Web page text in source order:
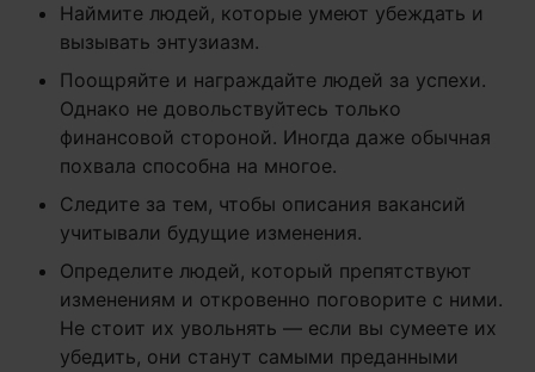
Наймите людей, которые умеют убеждать и
вызывать энтузиазм.
Поощряйте и награждайте людей за успехи.
Однако не довольствуйтесь только
финансовой стороной. Иногда даже обычная
похвала способна на многое.
Следите за тем, чтобы описания вакансий
учитывали будущие изменения.
Определите людей, который препятствуют
изменениям и откровенно поговорите с ними.
Не стоит их увольнять — если вы сумеете их
убедить, они станут самыми преданными